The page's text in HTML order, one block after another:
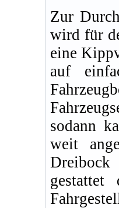
Zur
wird für
eine
auf
sodann
weit
Dreibock